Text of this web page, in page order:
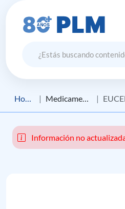
Home Medicamento
Información no